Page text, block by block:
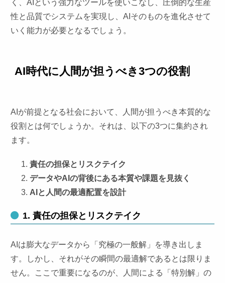
く、AIという強力なツールを使いこなし、圧倒的な生産
性と品質でシステムを実現し、AIそのものを進化させて
いく能力が必要となるでしょう。
AI時代に人間が担うべき3つの役割
AIが前提となる社会において、人間が担うべき本質的な
役割とは何でしょうか。それは、以下の3つに集約され
ます。
責任の担保とリスクテイク
データやAIの背後にある本質や課題を⾒抜く
AIと⼈間の最適配置を設計
1. 責任の担保とリスクテイク
AIは膨大なデータから「究極の一般解」を導き出しま
す。しかし、それがその瞬間の最適解であるとは限りま
せん。ここで重要になるのが、人間による「特別解」の